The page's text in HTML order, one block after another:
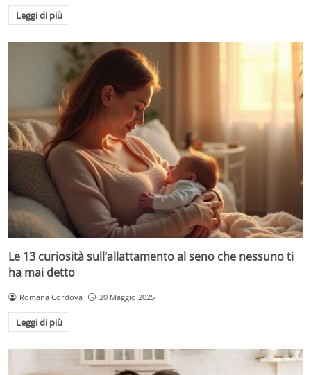
Leggi di più
Le 13 curiosità sull’allattamento al seno che nessuno ti
ha mai detto
Romana Cordova 20 Maggio 2025
Leggi di più